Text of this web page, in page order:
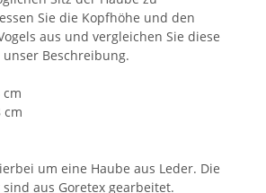
Sie die Kopfhöhe und den
aus und vergleichen Sie diese
Beschreibung.
cm
cm
um eine Haube aus Leder. Die
aus Goretex gearbeitet.